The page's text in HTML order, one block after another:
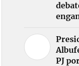
PJ